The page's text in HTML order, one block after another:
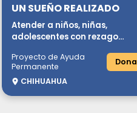
UN SUEÑO REALIZADO
Atender a niños, niñas,
adolescentes con rezago
vulnerabilidad.
Proyecto de Ayuda
Permanente
Dona
CHIHUAHUA